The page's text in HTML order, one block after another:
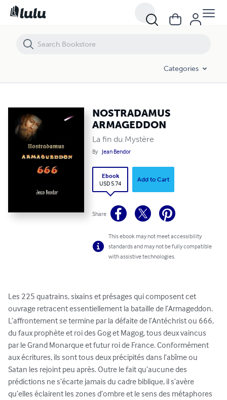
Categories
NOSTRADAMUS
ARMAGEDDON
La fin du Mystère
By Jean Bendor
Ebook
USD 5.74
Add to Cart
Share
This ebook may not meet accessibility
standards and may not be fully compatible
with assistive technologies.
Les 225 quatrains, sixains et présages qui composent cet
ouvrage retracent essentiellement la bataille de l’Armageddon.
L’affrontement se termine par la défaite de l’Antéchrist ou 666,
du faux prophète et roi des Gog et Magog, tous deux vaincus
par le Grand Monarque et futur roi de France. Conformément
aux écritures, ils sont tous deux précipités dans l’abîme ou
Satan les rejoint peu après. Outre le fait qu’aucune des
prédictions ne s’écarte jamais du cadre biblique, il s’avère
qu’elles éclairent les zones d’ombre et le sens des métaphores
NOSTRADAMUS ARMAGEDDON